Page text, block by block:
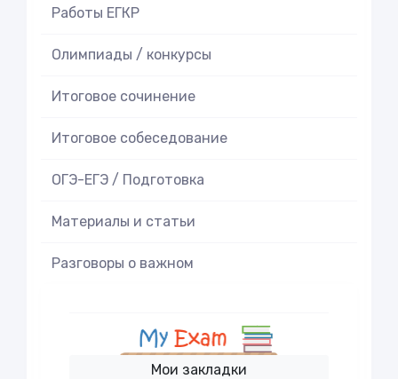
Работы ЕГКР
Олимпиады / конкурсы
Итоговое cочинение
Итоговое cобеседование
ОГЭ-ЕГЭ / Подготовка
Материалы и статьи
Разговоры о важном
Мои закладки